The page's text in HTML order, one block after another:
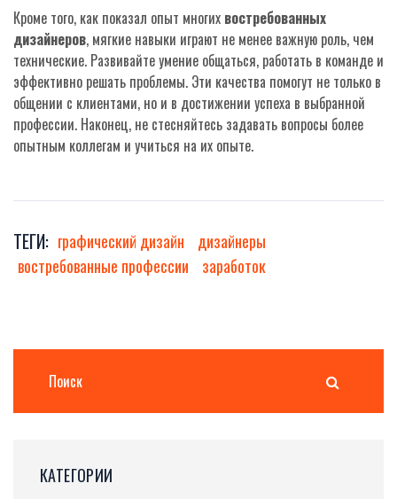
Кроме того, как показал опыт многих востребованных
дизайнеров, мягкие навыки играют не менее важную роль, чем
технические. Развивайте умение общаться, работать в команде и
эффективно решать проблемы. Эти качества помогут не только в
общении с клиентами, но и в достижении успеха в выбранной
профессии. Наконец, не стесняйтесь задавать вопросы более
опытным коллегам и учиться на их опыте.
ТЕГИ: графический дизайн
дизайнеры
востребованные профессии
заработок
КАТЕГОРИИ